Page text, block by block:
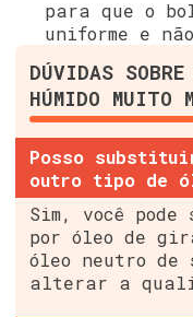
para que o
uniforme e
DÚVIDAS
HÚMIDO MUITO
Posso
outro tipo de
Sim, você
por óleo de
óleo neutro de
alterar a